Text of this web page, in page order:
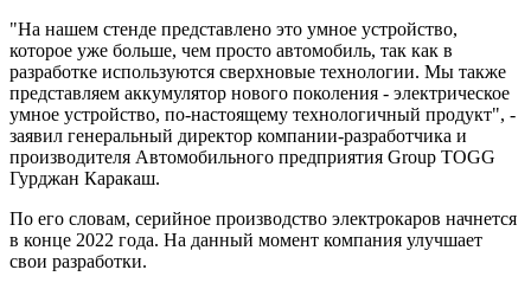
"На нашем стенде представлено это умное устройство,
которое уже больше, чем просто автомобиль, так как в
разработке используются сверхновые технологии. Мы также
представляем аккумулятор нового поколения - электрическое
умное устройство, по-настоящему технологичный продукт", -
заявил генеральный директор компании-разработчика и
производителя Автомобильного предприятия Group TOGG
Гурджан Каракаш.
По его словам, серийное производство электрокаров начнется
в конце 2022 года. На данный момент компания улучшает
свои разработки.